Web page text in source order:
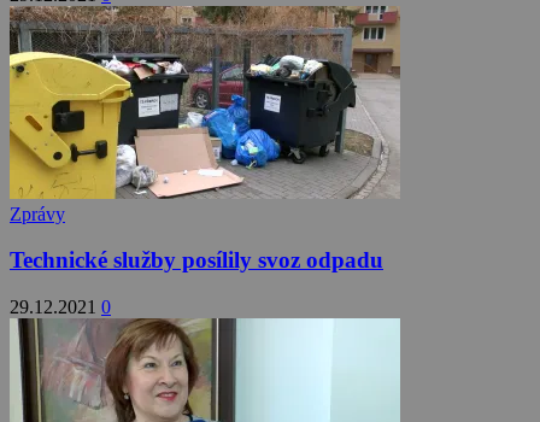
Zprávy
Technické služby posílily svoz odpadu
29.12.2021 0